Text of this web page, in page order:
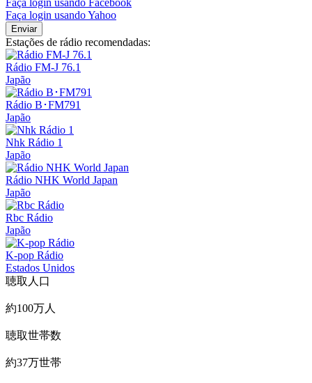
Faça login usando Facebook
Faça login usando Yahoo
Enviar
Estações de rádio recomendadas:
Rádio FM-J 76.1
Japão
Rádio B･FM791
Japão
Nhk Rádio 1
Japão
Rádio NHK World Japan
Japão
Rbc Rádio
Japão
K-pop Rádio
Estados Unidos
聴取人口
約100万人
聴取世帯数
約37万世帯